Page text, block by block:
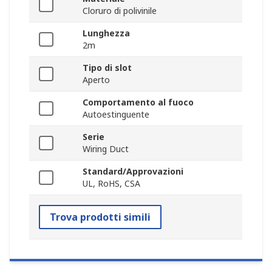
Cloruro di polivinile
Lunghezza
2m
Tipo di slot
Aperto
Comportamento al fuoco
Autoestinguente
Serie
Wiring Duct
Standard/Approvazioni
UL, RoHS, CSA
Trova prodotti simili